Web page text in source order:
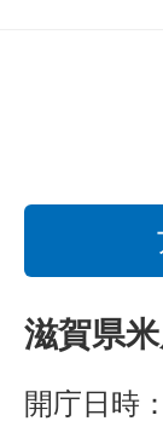
滋賀県
開庁日時：